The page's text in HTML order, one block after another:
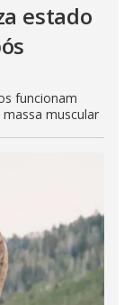
estado
funcionam
muscular